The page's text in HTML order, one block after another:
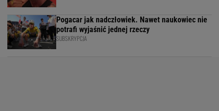
Pogacar jak nadczłowiek. Nawet naukowiec nie
potrafi wyjaśnić jednej rzeczy
SUBSKRYPCJA